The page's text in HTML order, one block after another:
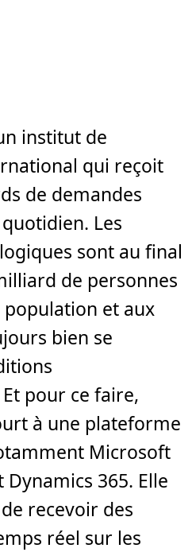
institut de
qui reçoit
de demandes
Les
sont au final
de personnes
et aux
bien se
pour ce faire,
à une plateforme
Microsoft
365. Elle
recevoir des
réel sur les